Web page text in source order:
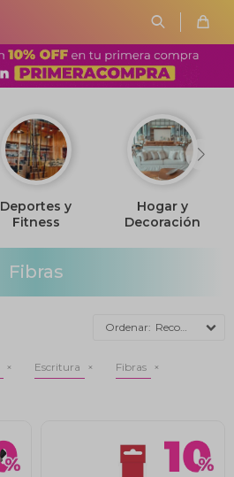
Deportes y
Fitness
Hogar y
Decoración
Fibras
Recomendados
Escritura
Fibras